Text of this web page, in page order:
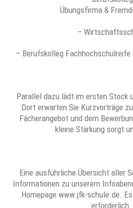
Übungsfirma &
–
– Berufskolleg Fachhochschulreife
Parallel dazu lädt im ersten Stock
Dort erwarten Sie Kurzvorträge
Fächerangebot und dem
kleine Stärkung sorgt
Eine ausführliche Übersicht aller
Informationen zu unserem
Homepage www.jfk-schule.de.
erforderlich.